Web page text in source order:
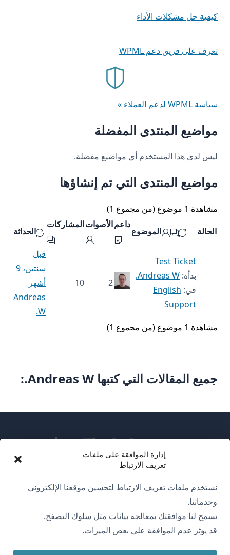
إدارة الموافقة على ملفات
تعريف الارتباط
نستخدم ملفات تعريف الارتباط لتحسين موقعنا الإلكتروني
وخدماتنا.
تسمح لنا موافقتك بمعالجة بيانات مثل سلوك التصفح.
قد يؤثر عدم الموافقة على بعض الميزات.
مواضيع المنتدى المفضلة
ليس لدى هذا المستخدم أي مواضيع مفضلة.
مواضيع المنتدى التي تم إنشاؤها
مشاهدة 1 موضوع (من مجموع 1)
الحالة
الموضوع
داعمالأصواتالمشاركات
الحداثة
Test Ticket
بدأه: Andreas W.
في: English
Support
2
10
قبل
سنتين، 9
أشهر
Andreas
W.
مشاهدة 1 موضوع (من مجموع 1)
جميع المقالات التي كتبها Andreas W.:
كيفية حل مشكلات الأداء
تعرف على فريق دعم WPML
سياسة WPML لدعم العملاء »
انضم إلى فريقنا(يفتح
في
(يفتح
في
(يفتح
في
في